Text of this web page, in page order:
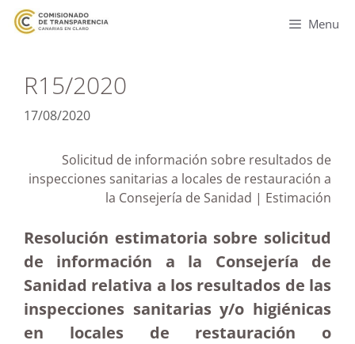
Menu
R15/2020
17/08/2020
Solicitud de información sobre resultados de
inspecciones sanitarias a locales de restauración a
la Consejería de Sanidad | Estimación
Resolución estimatoria sobre solicitud
de información a la Consejería de
Sanidad relativa a los resultados de las
inspecciones sanitarias y/o higiénicas
en locales de restauración o